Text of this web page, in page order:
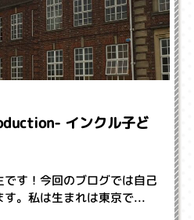
インクル子ど
す！今回のブログでは自己
。私は生まれは東京で...